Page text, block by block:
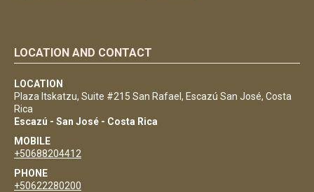
LOCATION AND CONTACT
LOCATION
Plaza Itskatzu, Suite #215 San Rafael, Escazú San José, Costa
Rica
Escazú - San José - Costa Rica
MOBILE
+50688204412
PHONE
+50622280200